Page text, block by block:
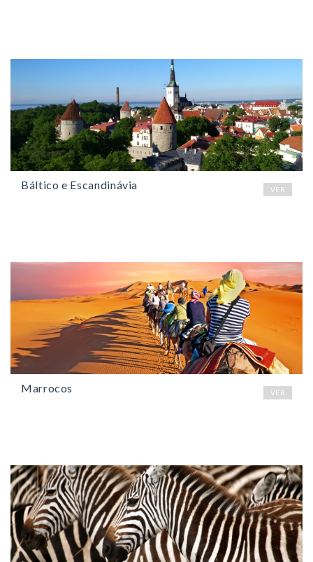
VER
Báltico e Escandinávia
VER
Marrocos